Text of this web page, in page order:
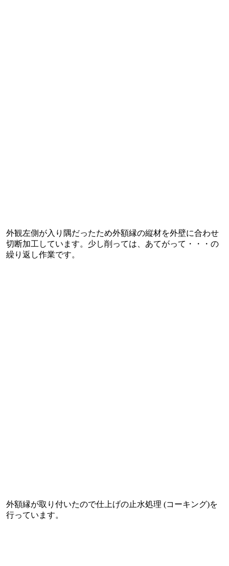
外観左側が入り隅だったため外額縁の縦材を外壁に合わせ
切断加工しています。少し削っては、あてがって・・・の
繰り返し作業です。
外額縁が取り付いたので仕上げの止水処理 (コーキング)を
行っています。